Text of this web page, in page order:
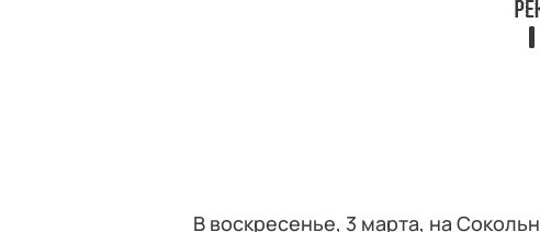
В воскресенье, 3 марта, на